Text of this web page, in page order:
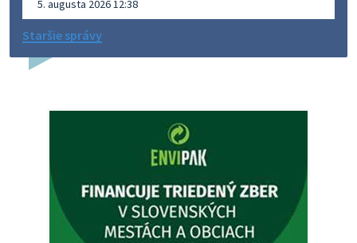
5. augusta 2026 12:38
Dovolenka - MUDr. Marián Sivoň
budeZATVORENÁ z dôvodu čerpania dovolenky. Akútne
prípady bude riešiť MUDr.Fisch…
Zajtrajší zvoz odpadu
Vážený občan, zajtra 5. 8. sa bude zvážať komunálny odpad.
4. augusta 2026 15:30
Staršie správy